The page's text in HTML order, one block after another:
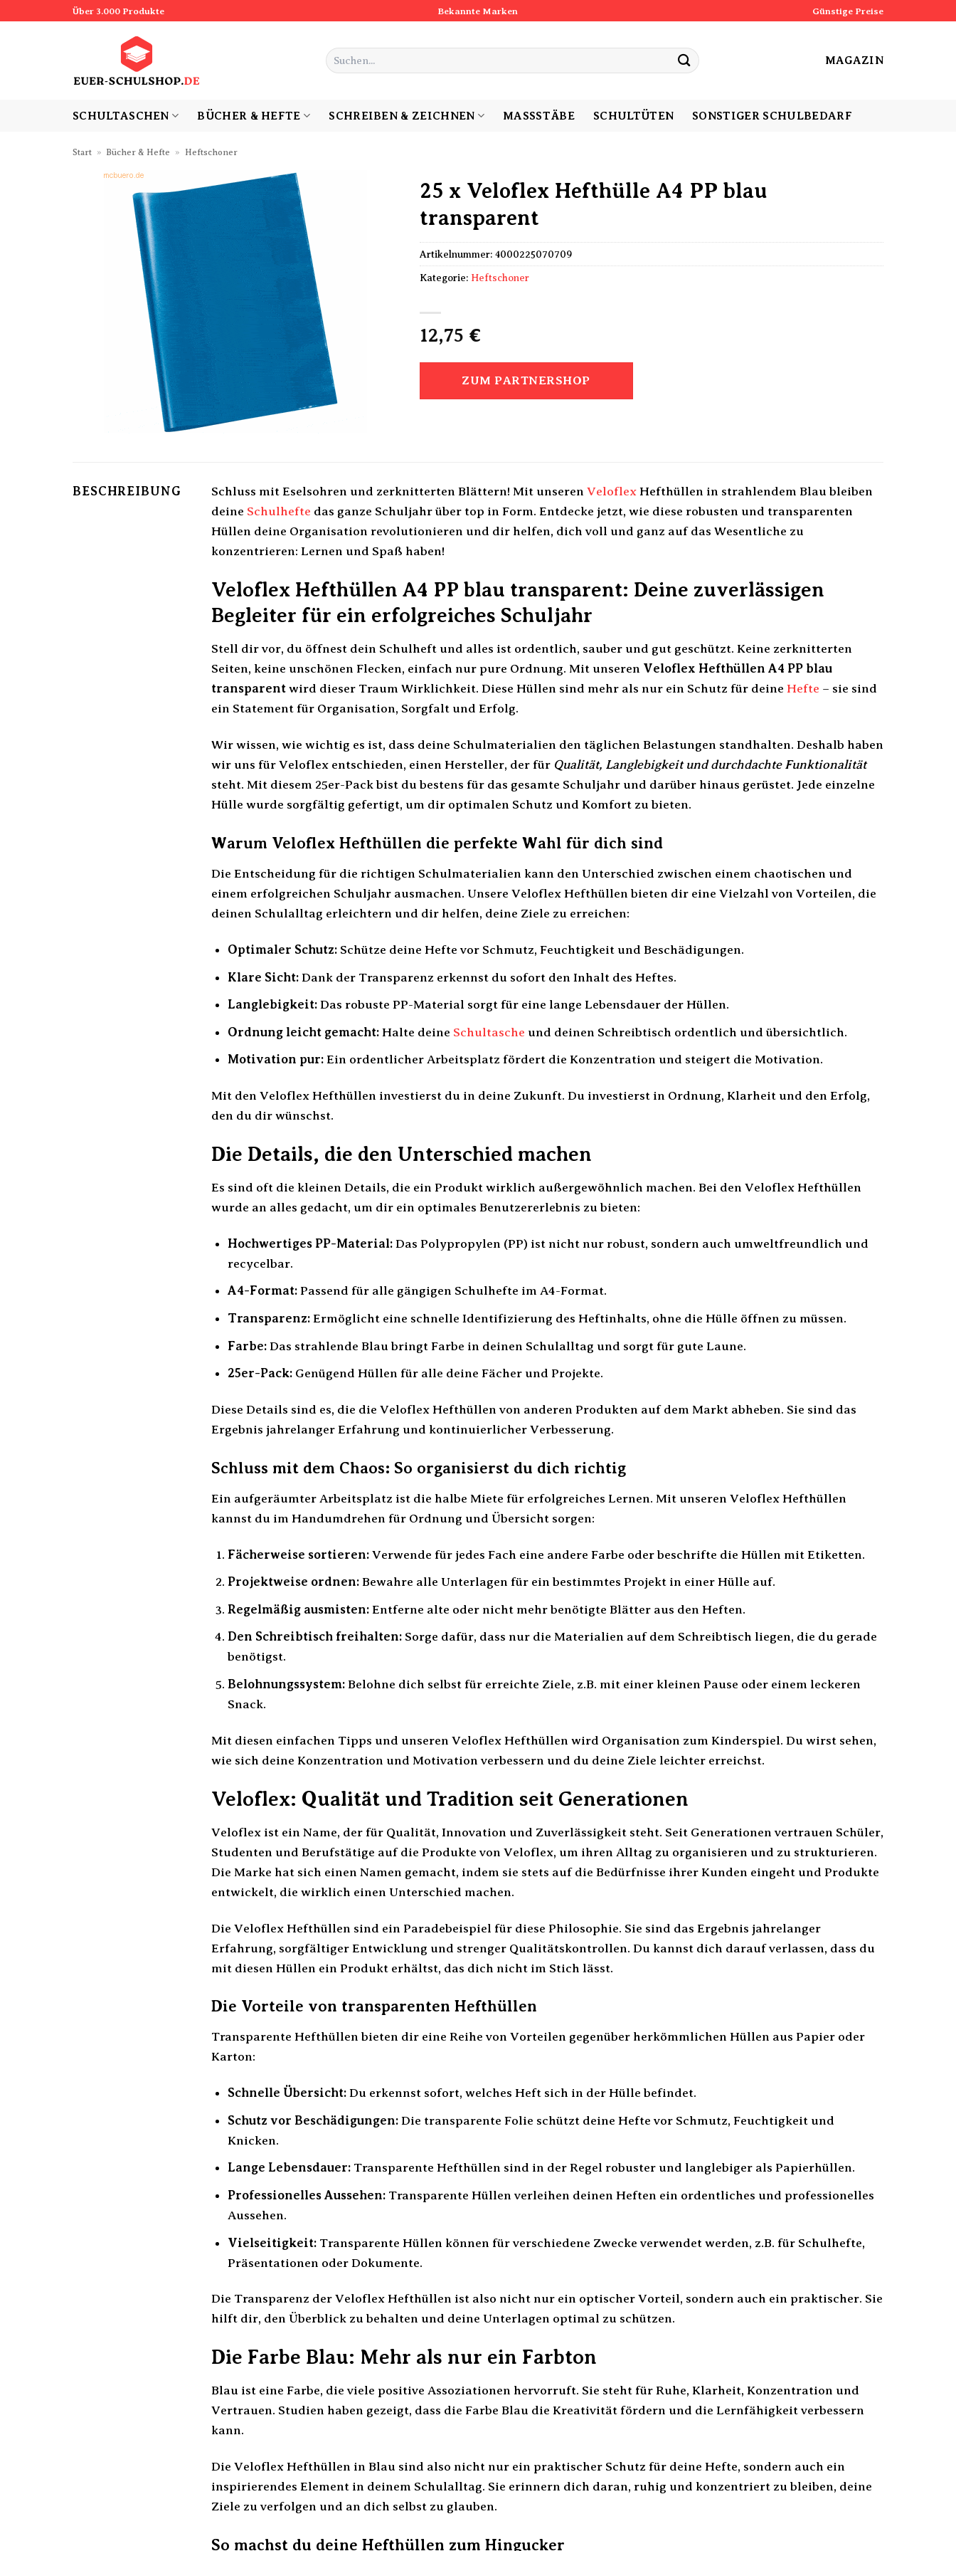
Über 3.000 Produkte Bekannte Marken Günstige Preise
Suchen
nach:
MAGAZIN
SCHULTASCHEN BÜCHER & HEFTE SCHREIBEN & ZEICHNEN MASSSTÄBE SCHULTÜTEN SONSTIGER SCHULBEDARF
Start » Bücher & Hefte » Heftschoner
25 x Veloflex Hefthülle A4 PP blau
transparent
12,75 €
ZUM PARTNERSHOP
Artikelnummer: 4000225070709
Kategorie: Heftschoner
BESCHREIBUNG Schluss mit Eselsohren und zerknitterten Blättern! Mit unseren Veloflex Hefthüllen in strahlendem Blau bleiben
deine Schulhefte das ganze Schuljahr über top in Form. Entdecke jetzt, wie diese robusten und transparenten
Hüllen deine Organisation revolutionieren und dir helfen, dich voll und ganz auf das Wesentliche zu
konzentrieren: Lernen und Spaß haben!
Veloflex Hefthüllen A4 PP blau transparent: Deine zuverlässigen
Begleiter für ein erfolgreiches Schuljahr
Stell dir vor, du öffnest dein Schulheft und alles ist ordentlich, sauber und gut geschützt. Keine zerknitterten
Seiten, keine unschönen Flecken, einfach nur pure Ordnung. Mit unseren Veloflex Hefthüllen A4 PP blau
transparent wird dieser Traum Wirklichkeit. Diese Hüllen sind mehr als nur ein Schutz für deine Hefte – sie sind
ein Statement für Organisation, Sorgfalt und Erfolg.
Wir wissen, wie wichtig es ist, dass deine Schulmaterialien den täglichen Belastungen standhalten. Deshalb haben
wir uns für Veloflex entschieden, einen Hersteller, der für Qualität, Langlebigkeit und durchdachte Funktionalität
steht. Mit diesem 25er-Pack bist du bestens für das gesamte Schuljahr und darüber hinaus gerüstet. Jede einzelne
Hülle wurde sorgfältig gefertigt, um dir optimalen Schutz und Komfort zu bieten.
Warum Veloflex Hefthüllen die perfekte Wahl für dich sind
Die Entscheidung für die richtigen Schulmaterialien kann den Unterschied zwischen einem chaotischen und
einem erfolgreichen Schuljahr ausmachen. Unsere Veloflex Hefthüllen bieten dir eine Vielzahl von Vorteilen, die
deinen Schulalltag erleichtern und dir helfen, deine Ziele zu erreichen:
Optimaler Schutz:Schütze deine Hefte vor Schmutz, Feuchtigkeit und Beschädigungen.
Klare Sicht:Dank der Transparenz erkennst du sofort den Inhalt des Heftes.
Langlebigkeit:Das robuste PP-Material sorgt für eine lange Lebensdauer der Hüllen.
Ordnung leicht gemacht:Halte deine Schultasche und deinen Schreibtisch ordentlich und übersichtlich.
Motivation pur:Ein ordentlicher Arbeitsplatz fördert die Konzentration und steigert die Motivation.
Mit den Veloflex Hefthüllen investierst du in deine Zukunft. Du investierst in Ordnung, Klarheit und den Erfolg,
den du dir wünschst.
Die Details, die den Unterschied machen
Es sind oft die kleinen Details, die ein Produkt wirklich außergewöhnlich machen. Bei den Veloflex Hefthüllen
wurde an alles gedacht, um dir ein optimales Benutzererlebnis zu bieten:
Hochwertiges PP-Material:Das Polypropylen (PP) ist nicht nur robust, sondern auch umweltfreundlich und
recycelbar.
A4-Format:Passend für alle gängigen Schulhefte im A4-Format.
Transparenz:Ermöglicht eine schnelle Identifizierung des Heftinhalts, ohne die Hülle öffnen zu müssen.
Farbe:Das strahlende Blau bringt Farbe in deinen Schulalltag und sorgt für gute Laune.
25er-Pack:Genügend Hüllen für alle deine Fächer und Projekte.
Diese Details sind es, die die Veloflex Hefthüllen von anderen Produkten auf dem Markt abheben. Sie sind das
Ergebnis jahrelanger Erfahrung und kontinuierlicher Verbesserung.
Schluss mit dem Chaos: So organisierst du dich richtig
Ein aufgeräumter Arbeitsplatz ist die halbe Miete für erfolgreiches Lernen. Mit unseren Veloflex Hefthüllen
kannst du im Handumdrehen für Ordnung und Übersicht sorgen:
Fächerweise sortieren:Verwende für jedes Fach eine andere Farbe oder beschrifte die Hüllen mit Etiketten.
Projektweise ordnen:Bewahre alle Unterlagen für ein bestimmtes Projekt in einer Hülle auf.
Regelmäßig ausmisten:Entferne alte oder nicht mehr benötigte Blätter aus den Heften.
Den Schreibtisch freihalten:Sorge dafür, dass nur die Materialien auf dem Schreibtisch liegen, die du gerade
benötigst.
Belohnungssystem:Belohne dich selbst für erreichte Ziele, z.B. mit einer kleinen Pause oder einem leckeren
Snack.
Mit diesen einfachen Tipps und unseren Veloflex Hefthüllen wird Organisation zum Kinderspiel. Du wirst sehen,
wie sich deine Konzentration und Motivation verbessern und du deine Ziele leichter erreichst.
Veloflex: Qualität und Tradition seit Generationen
Veloflex ist ein Name, der für Qualität, Innovation und Zuverlässigkeit steht. Seit Generationen vertrauen Schüler,
Studenten und Berufstätige auf die Produkte von Veloflex, um ihren Alltag zu organisieren und zu strukturieren.
Die Marke hat sich einen Namen gemacht, indem sie stets auf die Bedürfnisse ihrer Kunden eingeht und Produkte
entwickelt, die wirklich einen Unterschied machen.
Die Veloflex Hefthüllen sind ein Paradebeispiel für diese Philosophie. Sie sind das Ergebnis jahrelanger
Erfahrung, sorgfältiger Entwicklung und strenger Qualitätskontrollen. Du kannst dich darauf verlassen, dass du
mit diesen Hüllen ein Produkt erhältst, das dich nicht im Stich lässt.
Die Vorteile von transparenten Hefthüllen
Transparente Hefthüllen bieten dir eine Reihe von Vorteilen gegenüber herkömmlichen Hüllen aus Papier oder
Karton:
Schnelle Übersicht:Du erkennst sofort, welches Heft sich in der Hülle befindet.
Schutz vor Beschädigungen:Die transparente Folie schützt deine Hefte vor Schmutz, Feuchtigkeit und
Knicken.
Lange Lebensdauer:Transparente Hefthüllen sind in der Regel robuster und langlebiger als Papierhüllen.
Professionelles Aussehen:Transparente Hüllen verleihen deinen Heften ein ordentliches und professionelles
Aussehen.
Vielseitigkeit:Transparente Hüllen können für verschiedene Zwecke verwendet werden, z.B. für Schulhefte,
Präsentationen oder Dokumente.
Die Transparenz der Veloflex Hefthüllen ist also nicht nur ein optischer Vorteil, sondern auch ein praktischer. Sie
hilft dir, den Überblick zu behalten und deine Unterlagen optimal zu schützen.
Die Farbe Blau: Mehr als nur ein Farbton
Blau ist eine Farbe, die viele positive Assoziationen hervorruft. Sie steht für Ruhe, Klarheit, Konzentration und
Vertrauen. Studien haben gezeigt, dass die Farbe Blau die Kreativität fördern und die Lernfähigkeit verbessern
kann.
Die Veloflex Hefthüllen in Blau sind also nicht nur ein praktischer Schutz für deine Hefte, sondern auch ein
inspirierendes Element in deinem Schulalltag. Sie erinnern dich daran, ruhig und konzentriert zu bleiben, deine
Ziele zu verfolgen und an dich selbst zu glauben.
So machst du deine Hefthüllen zum Hingucker